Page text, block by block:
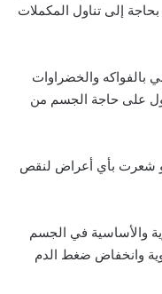
إلى تناول المكملات
بالفواكه والخضراوات
على حاجة الجسم من
لو شعرت بأي أعراض لنقص
والأساسية في الجسم
وانخفاض ضغط الدم